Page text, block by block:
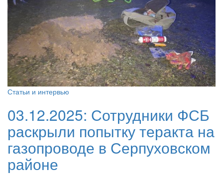
Статьи и интервью
03.12.2025: Сотрудники ФСБ
раскрыли попытку теракта на
газопроводе в Серпуховском
районе